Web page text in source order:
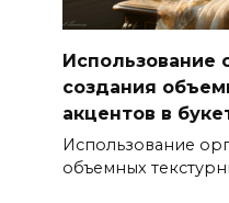
Использование
создания
акцентов в
Использование
объемных